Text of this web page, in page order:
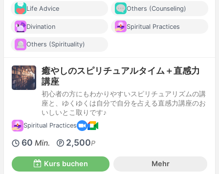
Life Advice Others (Counseling)
Divination Spiritual Practices
Others (Spirituality)
癒やしのスピリチュアルタイム＋直感力
講座
初心者の方にもわかりやすいスピリチュアリズムの講
座と、ゆくゆくは自分で自分を占える直感力講座のお
いしいとこ取りです♪
Spiritual Practices
60 Min. 2,500P
Kurs buchen Mehr